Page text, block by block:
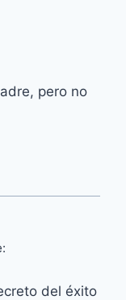
pero no
del éxito